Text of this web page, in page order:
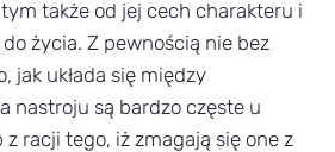
także od jej cech charakteru i
życia. Z pewnością nie bez
jak układa się między
nastroju są bardzo częste u
racji tego, iż zmagają się one z